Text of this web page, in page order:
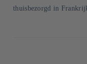
thuisbezorgd in